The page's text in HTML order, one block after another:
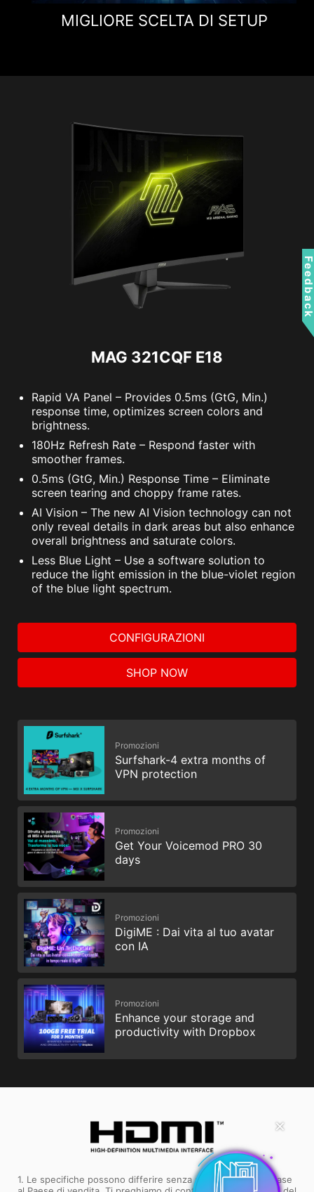
✕
MIGLIORE SCELTA DI SETUP
MAG 321CQF E18
Rapid VA Panel – Provides 0.5ms (GtG, Min.)
response time, optimizes screen colors and
brightness.
180Hz Refresh Rate – Respond faster with
smoother frames.
0.5ms (GtG, Min.) Response Time – Eliminate
screen tearing and choppy frame rates.
AI Vision – The new AI Vision technology can not
only reveal details in dark areas but also enhance
overall brightness and saturate colors.
Less Blue Light – Use a software solution to
reduce the light emission in the blue-violet region
of the blue light spectrum.
CONFIGURAZIONI
SHOP NOW
Promozioni
Surfshark-4 extra months of
VPN protection
Promozioni
Get Your Voicemod PRO 30
days
Promozioni
DigiME : Dai vita al tuo avatar
con IA
Promozioni
Enhance your storage and
productivity with Dropbox
1. Le specifiche possono differire senza alcuna notifica in base